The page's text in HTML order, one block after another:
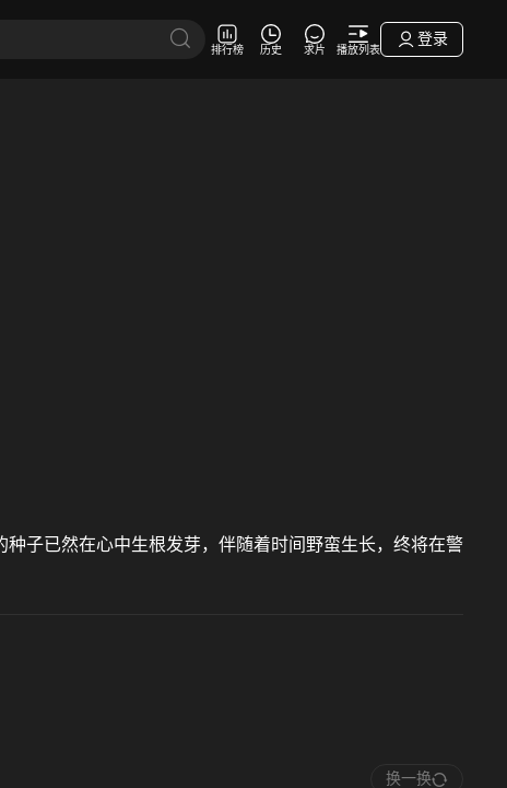
排行榜 历史 求片 播放列表
登录
子已然在心中生根发芽，伴随着时间野蛮生长，终将在警
换一换